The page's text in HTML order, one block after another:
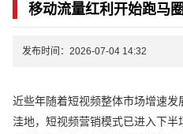
移动流量红利开始跑马
发布时间：2026-07-04 14:32
近些年随着短视频整体市场增速
洼地，短视频营销模式已进入下半